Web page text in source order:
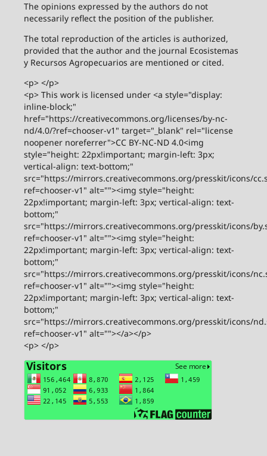
The opinions expressed by the authors do not
necessarily reflect the position of the publisher.
The total reproduction of the articles is authorized,
provided that the author and the journal Ecosistemas
y Recursos Agropecuarios are mentioned or cited.
<p> </p>
<p> This work is licensed under <a style="display:
inline-block;"
href="https://creativecommons.org/licenses/by-nc-
nd/4.0/?ref=chooser-v1" target="_blank" rel="license
noopener noreferrer">CC BY-NC-ND 4.0<img
style="height: 22px!important; margin-left: 3px;
vertical-align: text-bottom;"
src="https://mirrors.creativecommons.org/presskit/icons/
ref=chooser-v1" alt=""><img style="height:
22px!important; margin-left: 3px; vertical-align: text-
bottom;"
src="https://mirrors.creativecommons.org/presskit/icons/
ref=chooser-v1" alt=""><img style="height:
22px!important; margin-left: 3px; vertical-align: text-
bottom;"
src="https://mirrors.creativecommons.org/presskit/icons/
ref=chooser-v1" alt=""><img style="height:
22px!important; margin-left: 3px; vertical-align: text-
bottom;"
src="https://mirrors.creativecommons.org/presskit/icons/
ref=chooser-v1" alt=""></a></p>
<p> </p>